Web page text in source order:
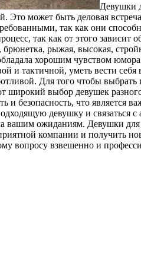
Дeвушки
может быть деловая
так как они
так как от этого зависит
рыжая, высокая,
хорошим чувством
и тактичной, уметь вести
Для того чтобы
выбор девушек
и безопасность, что
девушку и связаться
вашим ожиданиям. Девушки
компании и получить
вопросу взвешенно и